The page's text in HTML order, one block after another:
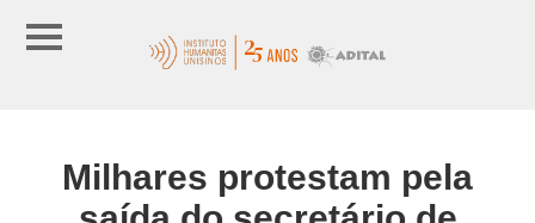
Milhares protestam pela